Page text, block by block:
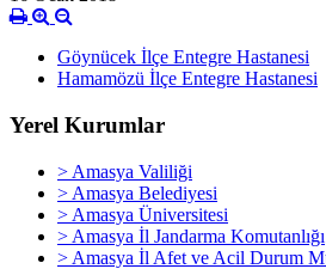
Göynücek İlçe Entegre Hastanesi
Hamamözü İlçe Entegre Hastanesi
Yerel Kurumlar
> Amasya Valiliği
> Amasya Belediyesi
> Amasya Üniversitesi
> Amasya İl Jandarma Komutanlığı
> Amasya İl Afet ve Acil Durum